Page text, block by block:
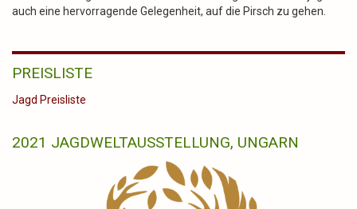
auch eine hervorragende Gelegenheit, auf die Pirsch zu gehen.
PREISLISTE
Jagd Preisliste
2021 JAGDWELTAUSSTELLUNG, UNGARN